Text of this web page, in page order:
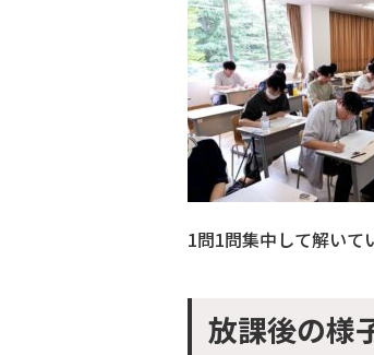
1問1問集中して解いて
放課後の様